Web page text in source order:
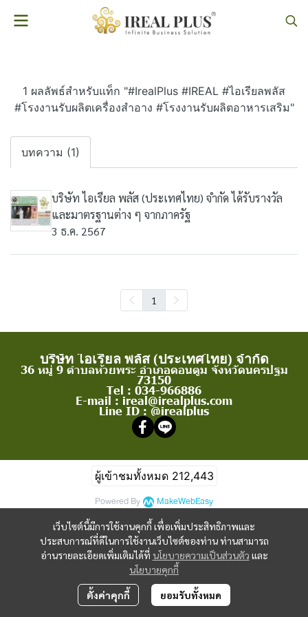
1 ผลลัพธ์สำหรับแท็ก "#IrealPlus #IREAL #ไอเรียลพลัส
#โรงงานรับผลิตเครื่องสำอาง #โรงงานรับผลิตอาหารเสริม"
บทความ (1)
บริษัท ไอเรียล พลัส (ประเทศไทย) จำกัด ได้รับรางวัล
และมาตรฐานต่าง ๆ จากภาครัฐ
3 ธ.ค. 2567
1
เว็บไซต์นี้มีการใช้งานคุกกี้ เพื่อเพิ่มประสิทธิภาพและ
ประสบการณ์ที่ดีในการใช้งานเว็บไซต์ของท่าน ท่านสามารถ
อ่านรายละเอียดเพิ่มเติมได้ที่ นโยบายความเป็นส่วนตัว และ
นโยบายคุกกี้
ตั้งค่าคุกกี้ ยอมรับทั้งหมด
บริษัท ไอเรียล พลัส (ประเทศไทย) จำกัด
36 หมู่ 9 ตำบลห้วยพระ อำเภอดอนตูม จังหวัดนครปฐม
73150
Tel : 034-966886
E-mail : ireal@irealplus.com
Line ID : @irealplus
ผู้เข้าชมทั้งหมด 212,443
Powered By MakeWebEasy